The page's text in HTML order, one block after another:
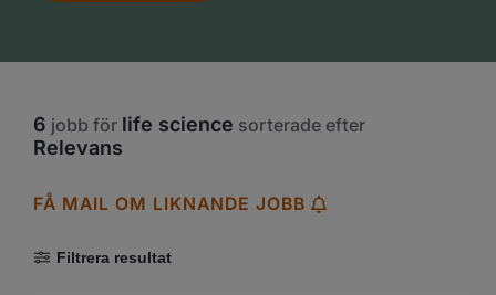
6 jobb för life science sorterade efter
Relevans
Filtrera resultat
FÅ MAIL OM LIKNANDE JOBB